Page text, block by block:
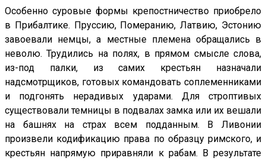
Особенно суровые формы крепостничество приобрело
в Прибалтике. Пруссию, Померанию, Латвию, Эстонию
завоевали немцы, а местные племена обращались в
неволю. Трудились на полях, в прямом смысле слова,
из-под палки, из самих крестьян назначали
надсмотрщиков, готовых командовать соплеменниками
и подгонять нерадивых ударами. Для строптивых
существовали темницы в подвалах замка или их вешали
на башнях на страх всем подданным. В Ливонии
произвели кодификацию права по образцу римского, и
крестьян напрямую приравняли к рабам. В результате